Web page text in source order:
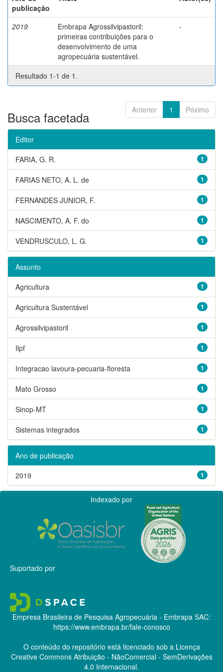
publicação
2019
Embrapa Agrossilvipastoril:
primeiras contribuições para o
desenvolvimento de uma
agropecuária sustentável.
-
Resultado 1-1 de 1.
Anterior 1 Póximo
Busca facetada
Editor
1
FARIA, G. R.
1
FARIAS NETO, A. L. de
1
FERNANDES JUNIOR, F.
1
NASCIMENTO, A. F. do
1
VENDRUSCULO, L. G.
Assunto
1
Agricultura
1
Agricultura Sustentável
1
Agrossilvipastoril
1
Ilpf
1
Integracao lavoura-pecuaria-floresta
1
Mato Grosso
1
Sinop-MT
1
Sistemas integrados
Ano de publicação
1
2019
Indexado por
Suportado por
Empresa Brasileira de Pesquisa Agropecuária - Embrapa SAC:
https://www.embrapa.br/fale-conosco
O conteúdo do repositório está licenciado sob a Licença
Creative CommonsAtribuição - NãoComercial - SemDerivações
4.0 Internacional.